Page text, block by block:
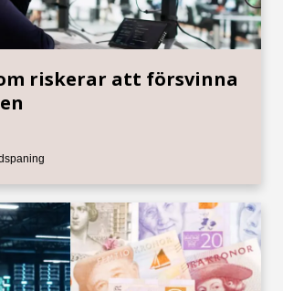
riskerar att försvinna